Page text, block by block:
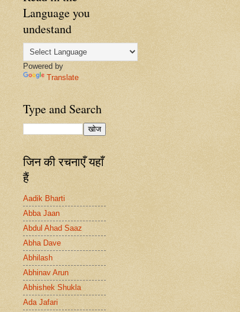
Language you
undestand
Powered by
Translate
Type and Search
जिन की रचनाएँ यहाँ
हैं
Aadik Bharti
Abba Jaan
Abdul Ahad Saaz
Abha Dave
Abhilash
Abhinav Arun
Abhishek Shukla
Ada Jafari